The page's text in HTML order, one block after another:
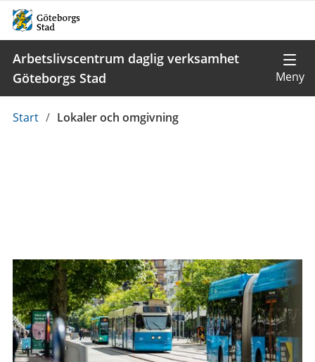
Arbetslivscentrum daglig verksamhet
Göteborgs Stad
Du
Start / Lokaler och omgivning